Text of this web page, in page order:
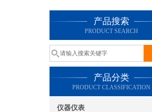
产品搜索
PRODUCT SEARCH
产品分类
PRODUCT CLASSIFICATION
仪器仪表